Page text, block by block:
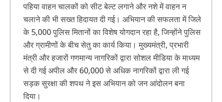
पहिया वाहन चालकों को सीट बेल्ट लगाने और नशे में वाहन न
चलाने की भी सख्त हिदायत दी गई। अभियान की सफलता में जिले
के 5,000 पुलिस मितानों का विशेष योगदान रहा है, जिन्होंने पुलिस
और ग्रामीणों के बीच सेतु का कार्य किया। मुख्यमंत्री, प्रभारी
मंत्री और हजारों गणमान्य नागरिकों द्वारा सोशल मीडिया के माध्यम
से दी गई अपील और 60,000 से अधिक नागरिकों द्वारा ली गई
सड़क सुरक्षा की शपथ ने इस अभियान को जन आंदोलन बना
दिया।